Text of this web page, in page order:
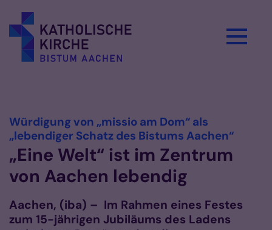
Würdigung von „missio am Dom“ als
„lebendiger Schatz des Bistums Aachen“:
„Eine Welt“ ist im Zentrum
von Aachen lebendig
Aachen, (iba) – Im Rahmen eines Festes
zum 15-jährigen Jubiläums des Ladens